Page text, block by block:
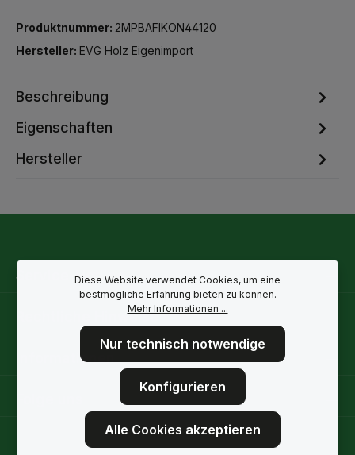
Produktnummer: 2MPBAFIKON44120
Hersteller: EVG Holz Eigenimport
Beschreibung
Eigenschaften
Hersteller
Service-Hotline
Rechtliche Hinweise
Informationen
Folge uns
Diese Website verwendet Cookies, um eine
bestmögliche Erfahrung bieten zu können.
Mehr Informationen ...
Nur technisch notwendige
Konfigurieren
Alle Cookies akzeptieren